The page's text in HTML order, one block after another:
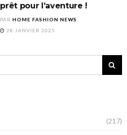
prêt pour l’aventure !
PAR HOME FASHION NEWS
28 JANVIER 2025
(217)